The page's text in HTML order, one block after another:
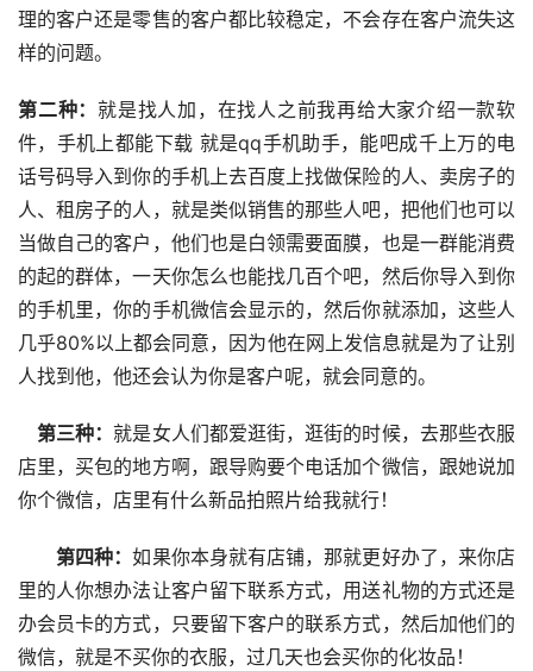
理的客户还是零售的客户都比较稳定，不会存在客户流失这
样的问题。
第二种： 就是找人加，在找人之前我再给大家介绍一款软
件，手机上都能下载 就是qq手机助手，能吧成千上万的电
话号码导入到你的手机上去百度上找做保险的人、卖房子的
人、租房子的人，就是类似销售的那些人吧，把他们也可以
当做自己的客户，他们也是白领需要面膜，也是一群能消费
的起的群体，一天你怎么也能找几百个吧，然后你导入到你
的手机里，你的手机微信会显示的，然后你就添加，这些人
几乎80%以上都会同意，因为他在网上发信息就是为了让别
人找到他，他还会认为你是客户呢，就会同意的。
第三种：就是女人们都爱逛街，逛街的时候，去那些衣服
店里，买包的地方啊，跟导购要个电话加个微信，跟她说加
你个微信，店里有什么新品拍照片给我就行！
第四种：如果你本身就有店铺，那就更好办了，来你店
里的人你想办法让客户留下联系方式，用送礼物的方式还是
办会员卡的方式，只要留下客户的联系方式，然后加他们的
微信，就是不买你的衣服，过几天也会买你的化妆品！